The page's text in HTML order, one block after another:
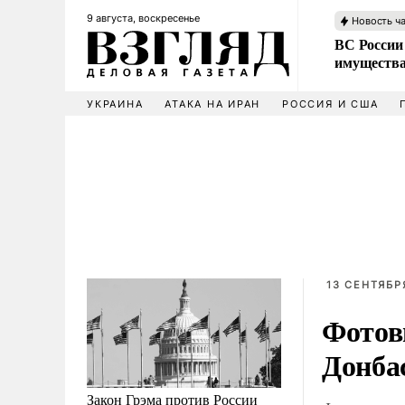
9 августа, воскресенье Новость
ВС
УКРАИНА АТАКА НА ИРАН РОССИЯ И США
Закон Грэма против России
13